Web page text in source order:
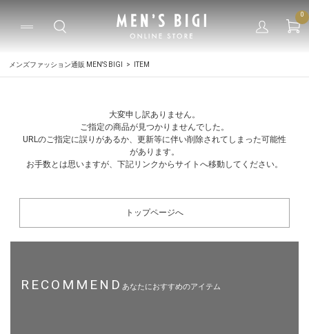
0
メンズファッション通販 MEN'S BIGI ITEM
大変申し訳ありません。
ご指定の商品が見つかりませんでした。
URLのご指定に誤りがあるか、更新等に伴い削除されてしまった可能性
があります。
お手数とは思いますが、下記リンクからサイトへ移動してください。
トップページへ
RECOMMENDあなたにおすすめのアイテム